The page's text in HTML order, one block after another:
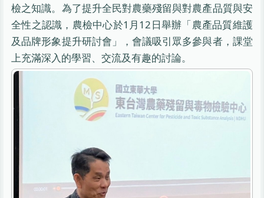
檢之知識。為了提升全民對農藥殘留與對農產品質與安
全性之認識，農檢中心於1月12日舉辦「農產品質維護
及品牌形象提升研討會」，會議吸引眾多參與者，課堂
上充滿深入的學習、交流及有趣的討論。